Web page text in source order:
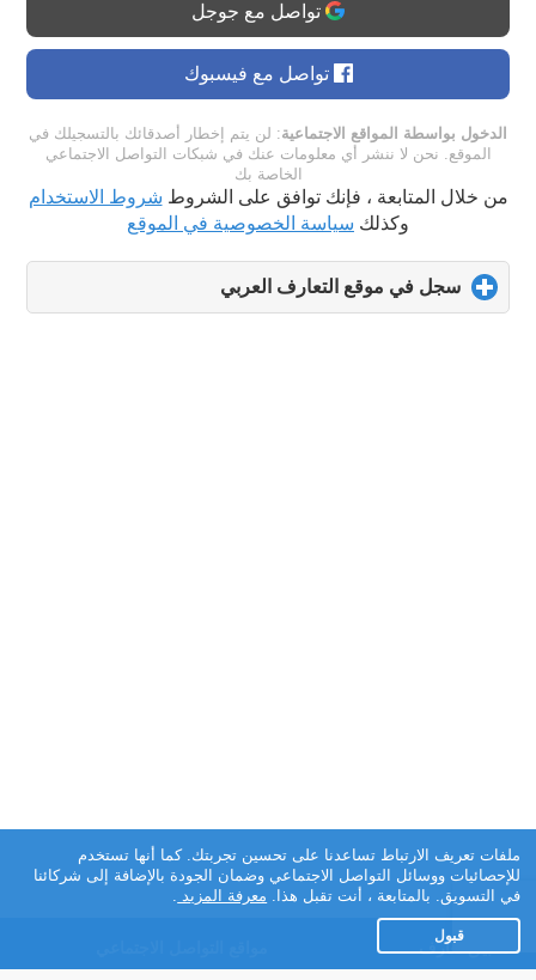
تواصل مع جوجل
تواصل مع فيسبوك
الدخول بواسطة المواقع الاجتماعية: لن يتم إخطار أصدقائك بالتسجيلك في
الموقع. نحن لا ننشر أي معلومات عنك في شبكات التواصل الاجتماعي
الخاصة بك
من خلال المتابعة ، فإنك توافق على الشروط شروط الاستخدام
وكذلك سياسة الخصوصية في الموقع
سجل في موقع التعارف العربي
to
تطبيق تعارف
ملفات تعريف الارتباط تساعدنا على تحسين تجربتك. كما أنها تستخدم
للإحصائيات ووسائل التواصل الاجتماعي وضمان الجودة بالإضافة إلى شركائنا
في التسويق. بالمتابعة ، أنت تقبل هذا. معرفة المزيد .
قبول